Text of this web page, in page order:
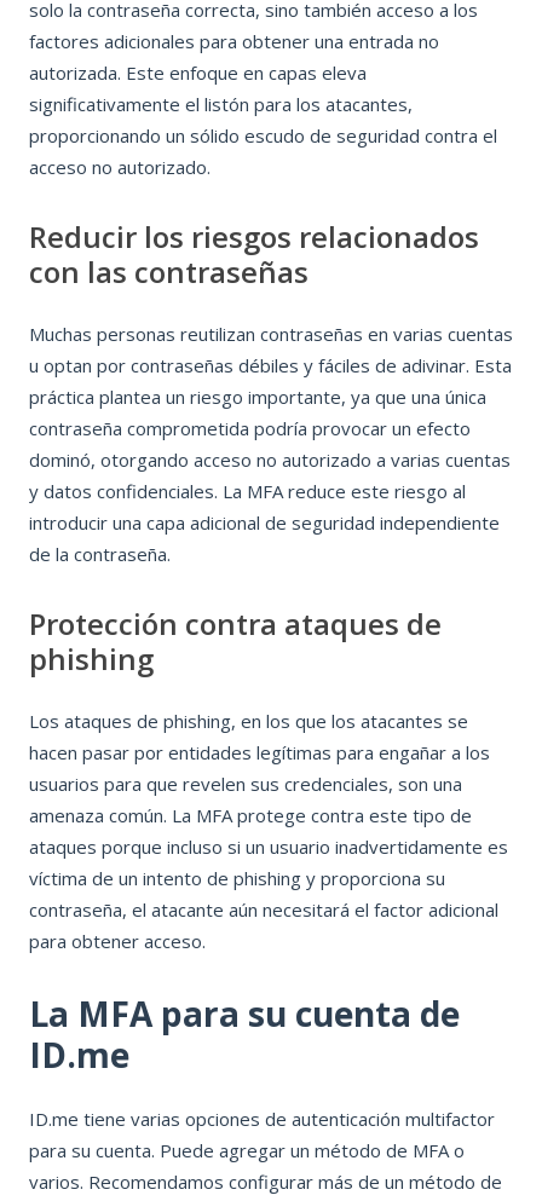
solo la contraseña correcta, sino también acceso a los
factores adicionales para obtener una entrada no
autorizada. Este enfoque en capas eleva
significativamente el listón para los atacantes,
proporcionando un sólido escudo de seguridad contra el
acceso no autorizado.
Reducir los riesgos relacionados
con las contraseñas
Muchas personas reutilizan contraseñas en varias cuentas
u optan por contraseñas débiles y fáciles de adivinar. Esta
práctica plantea un riesgo importante, ya que una única
contraseña comprometida podría provocar un efecto
dominó, otorgando acceso no autorizado a varias cuentas
y datos confidenciales. La MFA reduce este riesgo al
introducir una capa adicional de seguridad independiente
de la contraseña.
Protección contra ataques de
phishing
Los ataques de phishing, en los que los atacantes se
hacen pasar por entidades legítimas para engañar a los
usuarios para que revelen sus credenciales, son una
amenaza común. La MFA protege contra este tipo de
ataques porque incluso si un usuario inadvertidamente es
víctima de un intento de phishing y proporciona su
contraseña, el atacante aún necesitará el factor adicional
para obtener acceso.
La MFA para su cuenta de
ID.me
ID.me tiene varias opciones de autenticación multifactor
para su cuenta. Puede agregar un método de MFA o
varios. Recomendamos configurar más de un método de